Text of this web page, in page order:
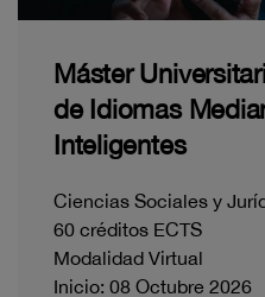
Máster
de Idiomas
Inteligentes
Ciencias Sociales y
60 créditos ECTS
Modalidad Virtual
Inicio: 08 Octubre 2026